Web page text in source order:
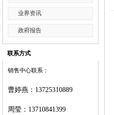
业界资讯
政府报告
联系方式
销售中心联系：
曹婷燕 ： 13725310889
周莹： 13710841399